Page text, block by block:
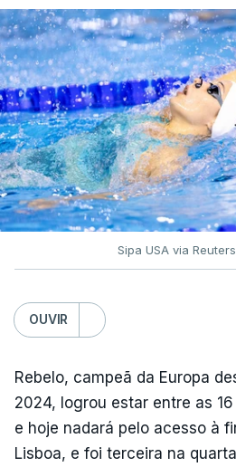
Sipa USA via
OUVIR
Rebelo, campeã da Europa
2024, logrou estar entre as
e hoje nadará pelo acesso à
Lisboa, e foi terceira na